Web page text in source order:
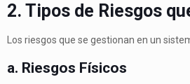
2. Tipos de Riesgos
Los riesgos que se gestionan en un
a. Riesgos Físicos